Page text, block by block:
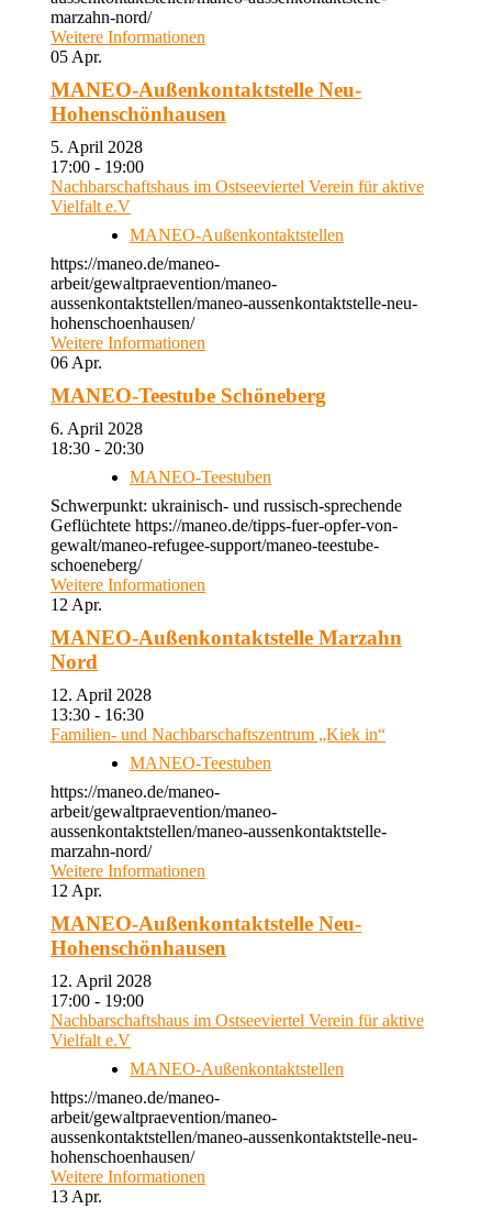
marzahn-nord/
Weitere Informationen
05 Apr.
MANEO-Außenkontaktstelle Neu-
Hohenschönhausen
5. April 2028
17:00 - 19:00
Nachbarschaftshaus im Ostseeviertel Verein für aktive
Vielfalt e.V
MANEO-Außenkontaktstellen
https://maneo.de/maneo-
arbeit/gewaltpraevention/maneo-
aussenkontaktstellen/maneo-aussenkontaktstelle-neu-
hohenschoenhausen/
Weitere Informationen
06 Apr.
MANEO-Teestube Schöneberg
6. April 2028
18:30 - 20:30
MANEO-Teestuben
Schwerpunkt: ukrainisch- und russisch-sprechende
Geflüchtete https://maneo.de/tipps-fuer-opfer-von-
gewalt/maneo-refugee-support/maneo-teestube-
schoeneberg/
Weitere Informationen
12 Apr.
MANEO-Außenkontaktstelle Marzahn
Nord
12. April 2028
13:30 - 16:30
Familien- und Nachbarschaftszentrum „Kiek in“
MANEO-Teestuben
https://maneo.de/maneo-
arbeit/gewaltpraevention/maneo-
aussenkontaktstellen/maneo-aussenkontaktstelle-
marzahn-nord/
Weitere Informationen
12 Apr.
MANEO-Außenkontaktstelle Neu-
Hohenschönhausen
12. April 2028
17:00 - 19:00
Nachbarschaftshaus im Ostseeviertel Verein für aktive
Vielfalt e.V
MANEO-Außenkontaktstellen
https://maneo.de/maneo-
arbeit/gewaltpraevention/maneo-
aussenkontaktstellen/maneo-aussenkontaktstelle-neu-
hohenschoenhausen/
Weitere Informationen
13 Apr.